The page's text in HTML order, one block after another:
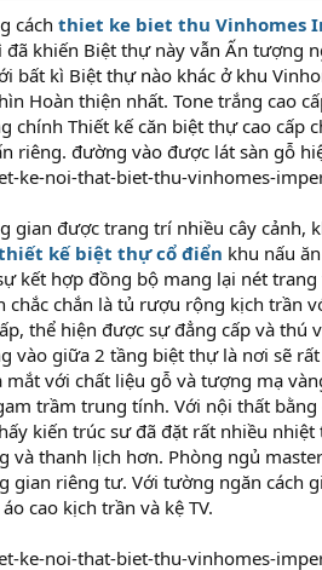
cách thiet ke biet thu Vinhomes
đã khiến Biệt thự này vẫn Ấn tượng
bất kì Biệt thự nào khác ở khu
Hoàn thiện nhất. Tone trắng cao
chính Thiết kế căn biệt thự cao cấp
riêng. đường vào được lát sàn gỗ
gian được trang trí nhiều cây cảnh,
kế biệt thự cổ điển khu nấu
kết hợp đồng bộ mang lại nét
chắc chắn là tủ rượu rộng kịch trần
thể hiện được sự đẳng cấp và thú
vào giữa 2 tầng biệt thự là nơi sẽ
mắt với chất liệu gỗ và tượng mạ
trầm trung tính. Với nội thất
kiến trúc sư đã đặt rất nhiều
và thanh lịch hơn. Phòng ngủ
gian riêng tư. Với tường ngăn cách
cao kịch trần và kệ TV.